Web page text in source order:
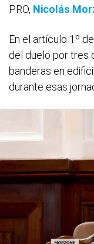
PRO, Nicolás
En el artículo 1º
del duelo por tres
banderas en
durante esas